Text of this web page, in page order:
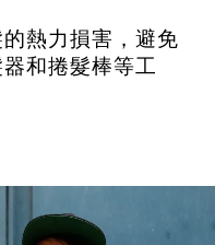
熱力損害，避免
和捲髮棒等工